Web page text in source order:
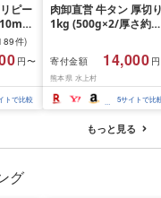
ピー
/ ≪ス
日以
容量
月
るさ
岩手
件)
円〜
トで比較
肉卸直営 牛タン 厚切
1kg (500g×2/厚さ約
牛肉 焼肉 冷凍 スライ
業務用 バーベキュー
BBQ おつまみ ギフト
祝い お中元 夏ギフト
寄付金額 14,000
熊本県 水上村
5サイトで比
もっと見る
グ